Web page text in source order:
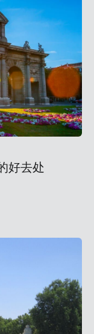
好去处